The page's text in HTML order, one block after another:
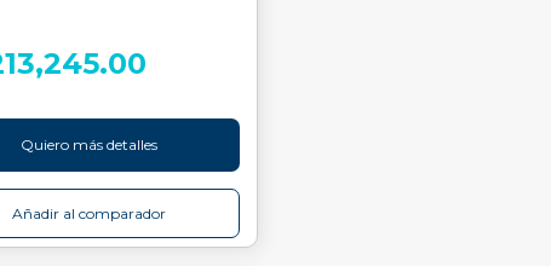
Quiero más detalles
Añadir al comparador